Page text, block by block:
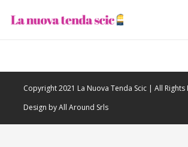
Copyright 2021 La Nuova Tenda Scic | All
Design by All Around Srls